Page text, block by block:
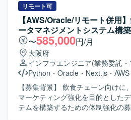
ージェント技術やMicrosoft系プラ
がら、業務プロセス変革に直結す
画・設計できる点が魅力です。テ
選定やアーキテクチャ設計を主導
た技術的な方向性を決めていく経
す。 【開発環境】 Pythonを用いたバックエンド開発を中心
に、LLMおよびAIエージェント関
およびMicrosoft AI Platform、
系サービス、Fabric環境などを組
おります。
ゴリズム実装をご担当いただきま
群データを生成し、ノイズ除去や
で、断面形状の解析および計測精
の工程を実施していただきます。 【求める人物像】 仮説検
証を自走して繰り返せる方を求め
内でコミュニケーションを取りな
られる方を歓迎いたします。 【ポジションの魅力】 最先端
のコンピュータビジョンおよびSfM
計測・評価に直結するシステム開
す。アルゴリズム設計から検証・
れるため、専門性を高めつつ幅広
リモート可
【AWS/Oracle/リモート併用
ータマネジメントシステム構築
〜585,000円/月
大阪府
インフラエンジニア(業務委託
Python ・ Oracle ・ Next.js ・ AWS
【募集背景】 飲食チェーン向けに
マーケティング強化を目的とした
テムを構築するための体制強化の募集です。